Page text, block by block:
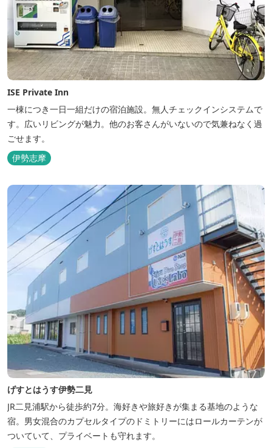
ISE Private Inn
一棟につき一日一組だけの宿泊施設。無人チェックインシステムで
す。広いリビングが魅力。他のお客さんがいないので気兼ねなく過
ごせます。
伊勢志摩
げすとはうす伊勢二見
JR二見浦駅から徒歩約7分。海好きや旅好きが集まる基地のような
宿。男女混合のカプセルタイプのドミトリーにはロールカーテンが
ついていて、プライベートも守れます。